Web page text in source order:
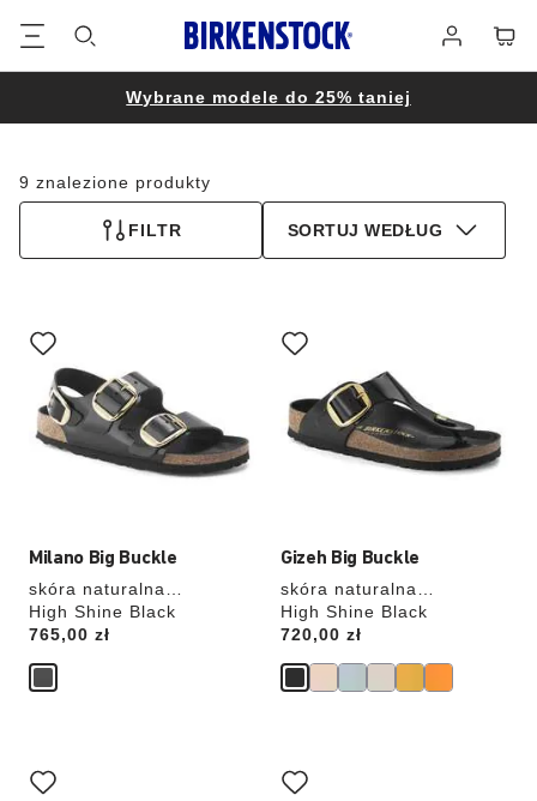
się
Wybrane modele do 25% taniej
9 znalezione produkty
FILTR SORTUJ WEDŁUG
Milano Big Buckle
skóra naturalna
lakierowana
High Shine Black
Price:
765,00 zł
koloru
spowoduje
zmianę
zdjęcia
produktu
Gizeh Big Buckle
skóra naturalna
lakierowana
High Shine Black
Price:
720,00 zł
koloru
spowoduje
zdjęcia
produktu
koloru
koloru